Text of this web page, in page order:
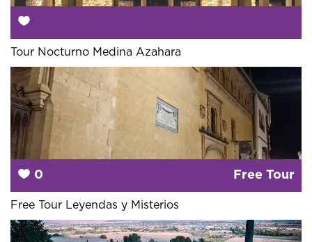
Tour Nocturno Medina Azahara
0 Free Tour
Free Tour Leyendas y Misterios